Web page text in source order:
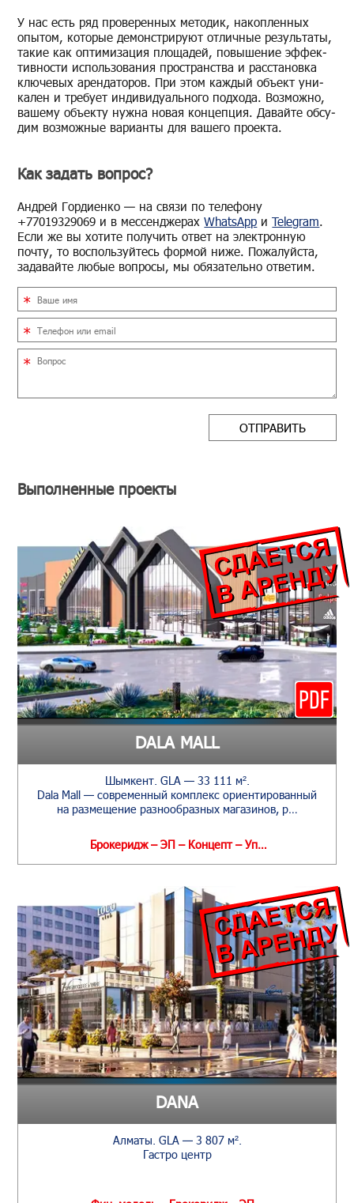
У нас есть ряд про­ве­рен­ных ме­то­дик, на­коп­лен­ных
опы­том, ко­то­рые де­мон­стри­ру­ют от­лич­ные ре­зуль­та­ты,
такие как оп­ти­ми­за­ция пло­ща­дей, по­вы­ше­ние эф­фек­
тив­но­сти ис­поль­зо­ва­ния про­стран­ства и рас­ста­нов­ка
клю­че­вых арен­да­то­ров. При этом каж­дый объ­ект уни­
ка­лен и тре­бу­ет ин­ди­ви­ду­аль­но­го под­хо­да. Воз­мож­но,
ва­ше­му объ­ек­ту нужна новая кон­цеп­ция. Да­вай­те об­су­
дим воз­мож­ные ва­ри­ан­ты для ва­ше­го про­ек­та.
Как задать вопрос?
Ан­дрей Гор­ди­ен­ко — на связи по те­ле­фо­ну
+77019329069 и в мес­сен­дже­рахWhatsApp иTelegram.
Если же вы хо­ти­те по­лу­чить ответ на элек­трон­ную
почту, то вос­поль­зуй­тесь фор­мой ниже. По­жа­луй­ста,
за­да­вай­те любые во­про­сы, мы обя­за­тель­но от­ве­тим.
ОТПРАВИТЬ
Выполненные проекты
DALA MALL
Шымкент. GLA — 33 111 м².
Dala Mall — современный комплекс ориентированный
на размещение разнообразных магазинов, р…
Брокеридж – ЭП – Концепт – Уп…
DANA
Алматы. GLA — 3 807 м².
Гастро центр